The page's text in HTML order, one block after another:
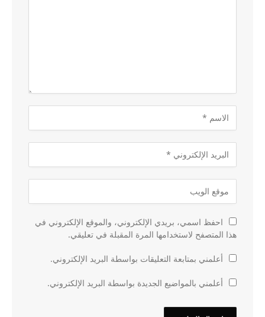
احفظ اسمي، بريدي الإلكتروني، والموقع الإلكتروني في
هذا المتصفح لاستخدامها المرة المقبلة في تعليقي.
أعلمني بمتابعة التعليقات بواسطة البريد الإلكتروني.
أعلمني بالمواضيع الجديدة بواسطة البريد الإلكتروني.